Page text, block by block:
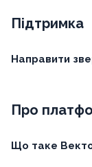
Підтримка
Направити
Про
Що таке